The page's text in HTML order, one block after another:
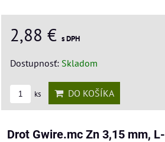
2,88 € s DPH
Dostupnosť: Skladom
ks DO KOŠÍKA
Drot Gwire.mc Zn 3,15 mm, L-